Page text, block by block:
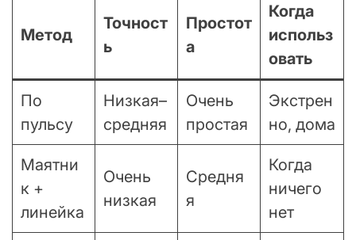
Метод
Точност
ь
Простот
а
Когда
использ
овать
По
пульсу
Низкая–
средняя
Очень
простая
Экстрен
но, дома
Маятни
к +
линейка
Очень
низкая
Средня
я
Когда
ничего
нет